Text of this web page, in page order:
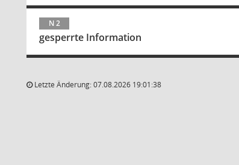
N 2
gesperrte Information
Letzte Änderung: 07.08.2026 19:01:38